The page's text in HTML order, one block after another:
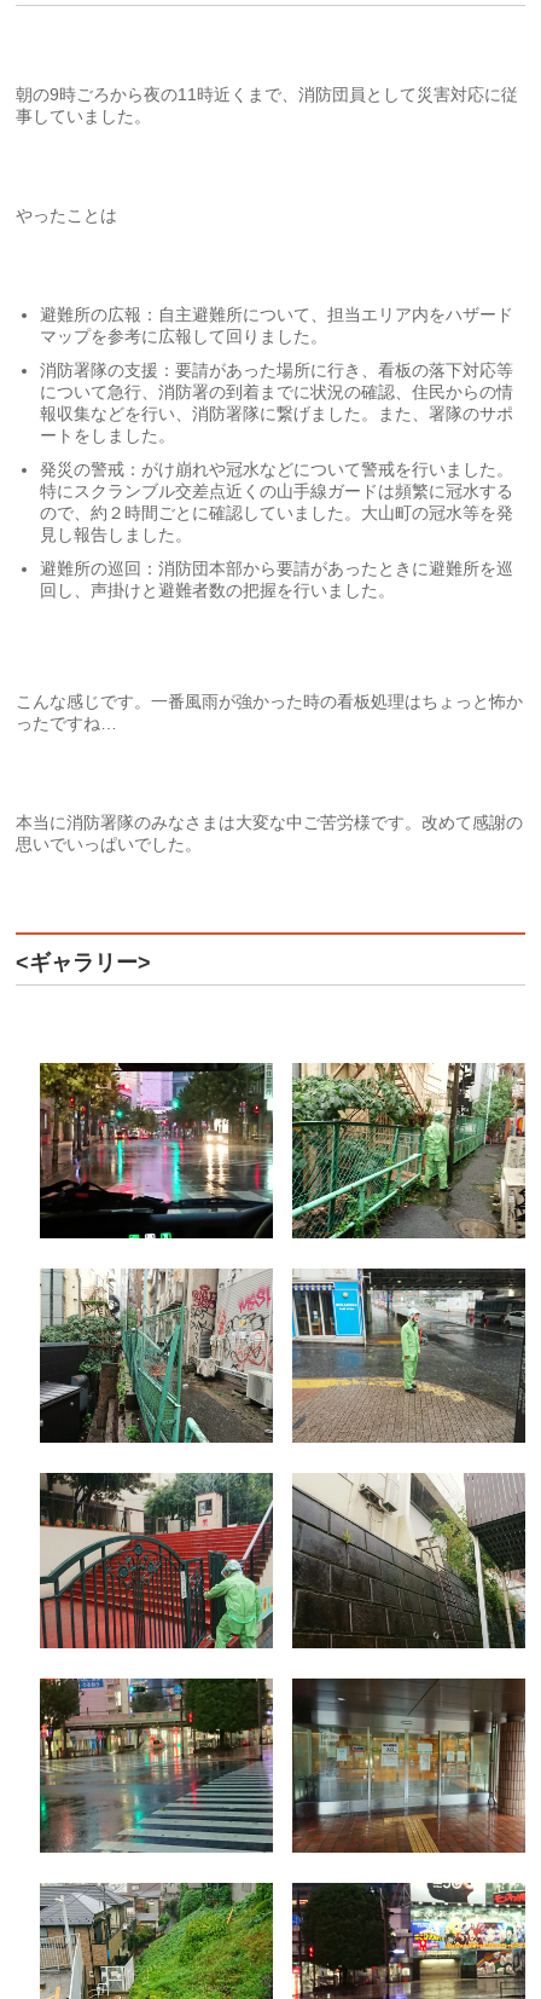
朝の9時ごろから夜の11時近くまで、消防団員として災害対応に従
事していました。
やったことは
避難所の広報：自主避難所について、担当エリア内をハザード
マップを参考に広報して回りました。
消防署隊の支援：要請があった場所に行き、看板の落下対応等
について急行、消防署の到着までに状況の確認、住民からの情
報収集などを行い、消防署隊に繋げました。また、署隊のサポ
ートをしました。
発災の警戒：がけ崩れや冠水などについて警戒を行いました。
特にスクランブル交差点近くの山手線ガードは頻繁に冠水する
ので、約２時間ごとに確認していました。大山町の冠水等を発
見し報告しました。
避難所の巡回：消防団本部から要請があったときに避難所を巡
回し、声掛けと避難者数の把握を行いました。
こんな感じです。一番風雨が強かった時の看板処理はちょっと怖か
ったですね…
本当に消防署隊のみなさまは大変な中ご苦労様です。改めて感謝の
思いでいっぱいでした。
<ギャラリー>